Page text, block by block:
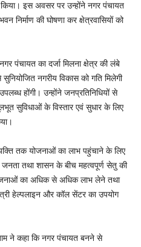
किया। इस अवसर पर उन्होंने नगर पंचायत
निर्माण की घोषणा कर क्षेत्रवासियों को
पंचायत का दर्जा मिलना क्षेत्र की लंबे
नगरीय विकास को गति मिलेगी
होंगी। उन्होंने जनप्रतिनिधियों से
सुविधाओं के विस्तार एवं सुधार के लिए
तक योजनाओं का लाभ पहुंचाने के लिए
जनता तथा शासन के बीच महत्वपूर्ण सेतु की
का अधिक से अधिक लाभ लेने तथा
हेल्पलाइन और कॉल सेंटर का उपयोग
ने कहा कि नगर पंचायत बनने से